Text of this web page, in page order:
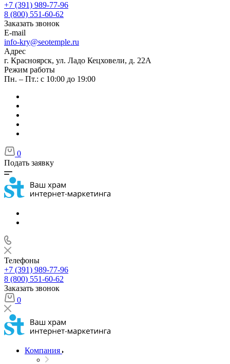
+7 (391) 989-77-96
8 (800) 551-60-62
Заказать звонок
E-mail
info-kry@seotemple.ru
Адрес
г. Красноярск, ул. Ладо Кецховели, д. 22А
Режим работы
Пн. – Пт.: с 10:00 до 19:00
0
Подать заявку
Телефоны
+7 (391) 989-77-96
8 (800) 551-60-62
Заказать звонок
0
Компания